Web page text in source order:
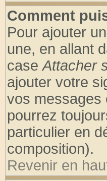
Comment
Pour ajouter
une, en allant
caseAttacher
ajouter votre
vos messages
pourrez
particulier en
composition).
Revenir en